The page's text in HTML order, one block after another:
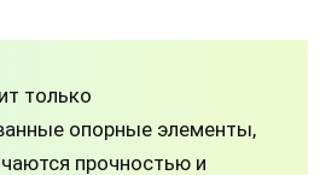
только
опорные элементы,
прочностью и